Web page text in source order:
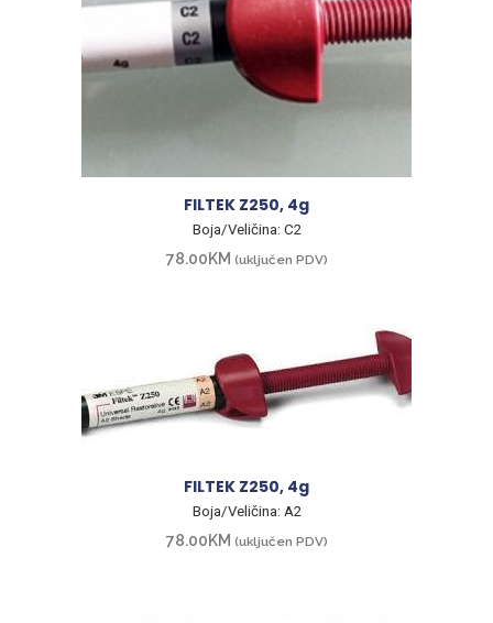
FILTEK Z250, 4g
Boja/Veličina: C2
78.00KM (uključen PDV)
FILTEK Z250, 4g
Boja/Veličina: A2
78.00KM (uključen PDV)